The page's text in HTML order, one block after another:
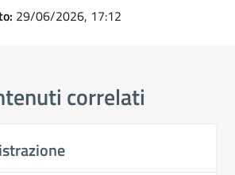
29/06/2026, 17:12
correlati